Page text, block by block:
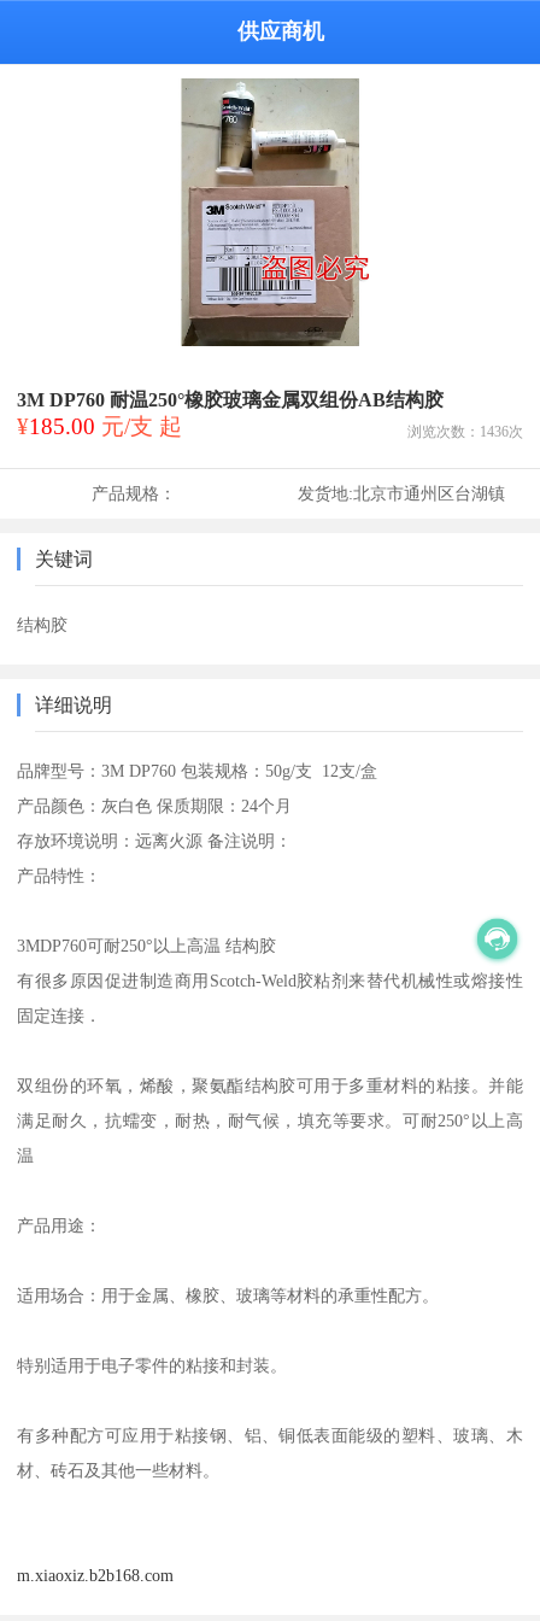
供应商机
3M DP760 耐温250°橡胶玻璃金属双组份AB结构胶
¥185.00 元/支 起 浏览次数： 1436次
产品规格： 发货地:北京市通州区台湖镇
关键词
结构胶
详细说明
品牌型号：3M DP760 包装规格：50g/支 12支/盒
产品颜色：灰白色 保质期限：24个月
存放环境说明：远离火源 备注说明：
产品特性：
3MDP760可耐250°以上高温 结构胶
有很多原因促进制造商用Scotch-Weld胶粘剂来替代机械性或熔接性
固定连接．
双组份的环氧，烯酸，聚氨酯结构胶可用于多重材料的粘接。并能
满足耐久，抗蠕变，耐热，耐气候，填充等要求。可耐250°以上高
温
产品用途：
适用场合：用于金属、橡胶、玻璃等材料的承重性配方。
特别适用于电子零件的粘接和封装。
有多种配方可应用于粘接钢、铝、铜低表面能级的塑料、玻璃、木
材、砖石及其他一些材料。
m.xiaoxiz.b2b168.com